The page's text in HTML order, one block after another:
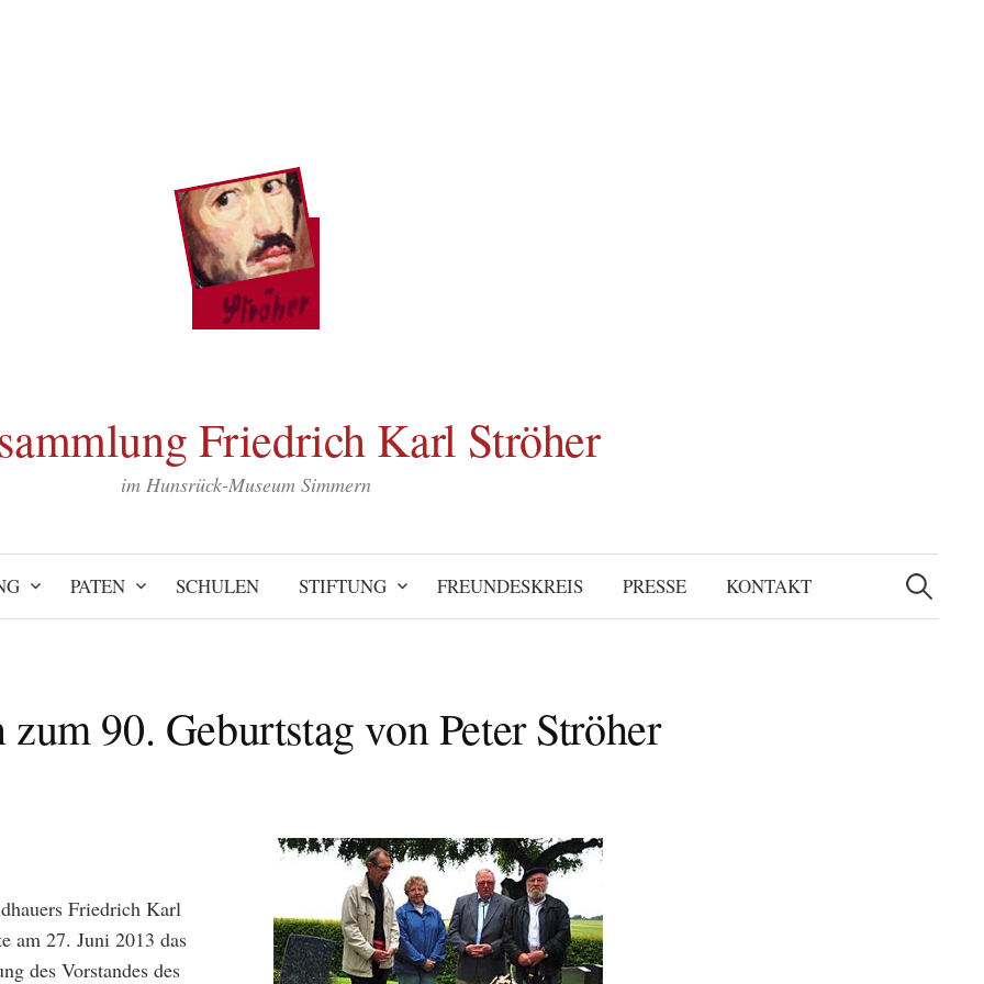
Friedrich Karl Ströher
im Hunsrück-Museum Simmern
PATEN SCHULEN STIFTUNG FREUNDESKREIS PRESSE KONTAKT
Suchen
nach:
zum 90. Geburtstag von Peter Ströher
Friedrich Karl
am 27. Juni 2013 das
des Vorstandes des